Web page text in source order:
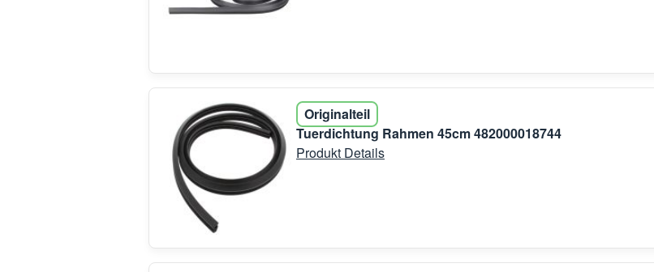
Originalteil
Tuerdichtung Rahmen 45cm 482000018744
Produkt Details